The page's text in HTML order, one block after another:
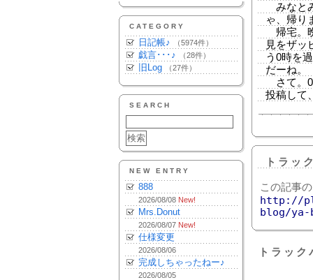
CATEGORY
日記帳♪ （5974件）
戯言･･･♪ （28件）
旧Log （27件）
SEARCH
NEW ENTRY
888
2026/08/08 New!
Mrs.Donut
2026/08/07 New!
仕様変更
2026/08/06
完成しちゃったねー♪
2026/08/05
みなと
ゃ、帰り
帰宅。
見をザッ
う0時を
だーね。
さて。0
投稿して
トラッ
この記事
http://
blog/ya-
トラッ